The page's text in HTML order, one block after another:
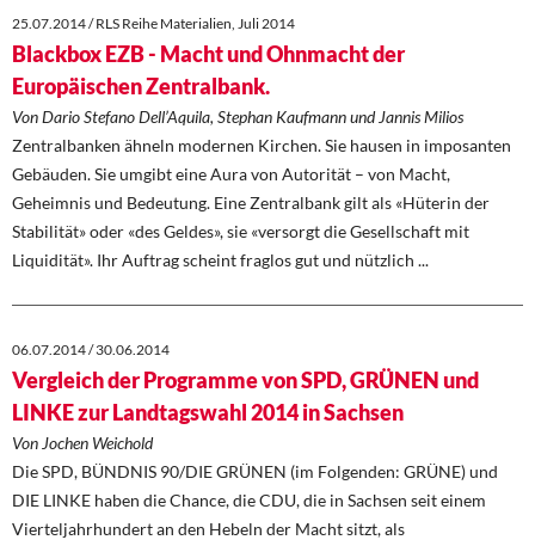
25.07.2014 / RLS Reihe Materialien, Juli 2014
Blackbox EZB - Macht und Ohnmacht der
Europäischen Zentralbank.
Von Dario Stefano Dell’Aquila, Stephan Kaufmann und Jannis Milios
Zentralbanken ähneln modernen Kirchen. Sie hausen in imposanten
Gebäuden. Sie umgibt eine Aura von Autorität – von Macht,
Geheimnis und Bedeutung. Eine Zentralbank gilt als «Hüterin der
Stabilität» oder «des Geldes», sie «versorgt die Gesellschaft mit
Liquidität». Ihr Auftrag scheint fraglos gut und nützlich ...
06.07.2014 / 30.06.2014
Vergleich der Programme von SPD, GRÜNEN und
LINKE zur Landtagswahl 2014 in Sachsen
Von Jochen Weichold
Die SPD, BÜNDNIS 90/DIE GRÜNEN (im Folgenden: GRÜNE) und
DIE LINKE haben die Chance, die CDU, die in Sachsen seit einem
Vierteljahrhundert an den Hebeln der Macht sitzt, als